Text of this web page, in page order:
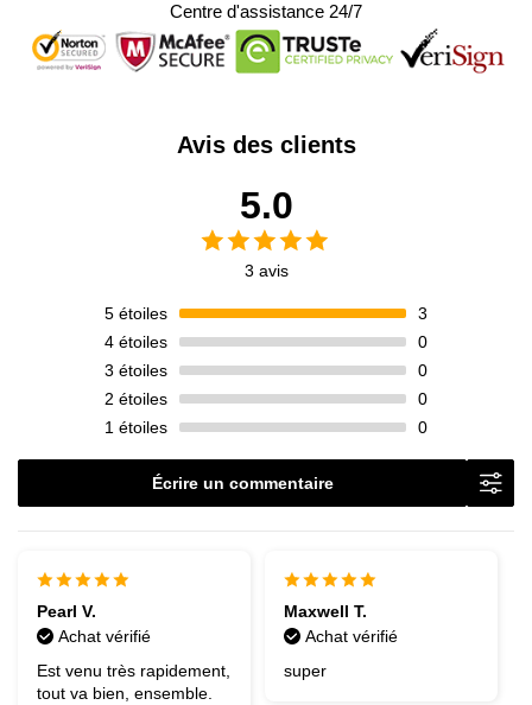
Centre d'assistance 24/7
Avis des clients
5.0
3 avis
5 étoiles
3
4 étoiles
0
3 étoiles
0
2 étoiles
0
1 étoiles 0
Écrire un commentaire
Pearl V.
Achat vérifié
Est venu très rapidement,
tout va bien, ensemble.
Maxwell T.
Achat vérifié
super